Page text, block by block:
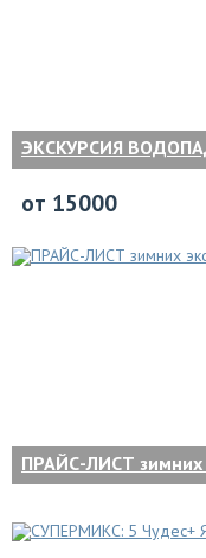
ЭКСКУРСИЯ
от 15000
ПРАЙС-ЛИСТ зимних